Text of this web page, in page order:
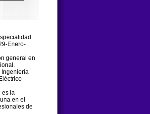
Enero-
general en
Ingeniería
es la
en el
de